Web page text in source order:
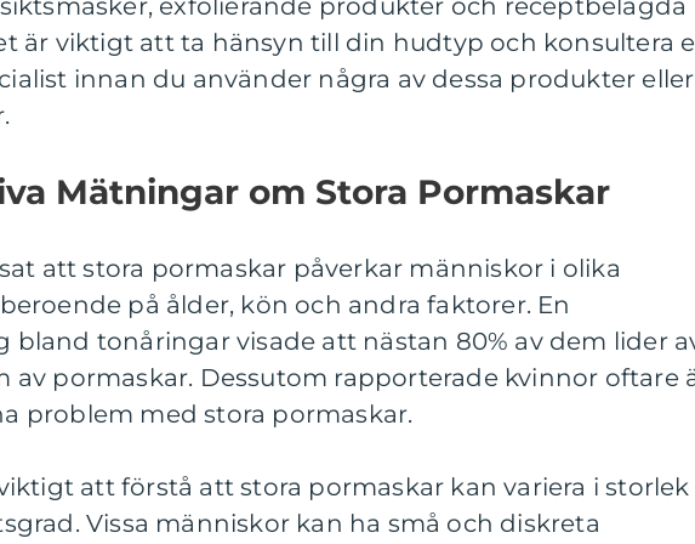
exfolierande produkter och receptbelagda
är viktigt att ta hänsyn till din hudtyp och konsultera
innan du använder några av dessa produkter eller
Mätningar om Stora Pormaskar
att stora pormaskar påverkar människor i olika
på ålder, kön och andra faktorer. En
bland tonåringar visade att nästan 80% av dem lider
av pormaskar. Dessutom rapporterade kvinnor oftare
problem med stora pormaskar.
att förstå att stora pormaskar kan variera i storlek
Vissa människor kan ha små och diskreta